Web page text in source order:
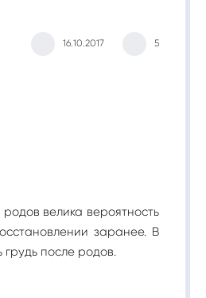
16.10.2017 5
велика вероятность
заранее. В
после родов.